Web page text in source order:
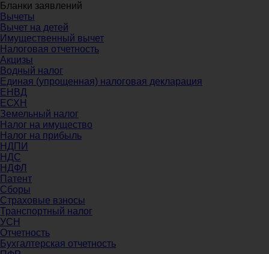
Бланки заявлений
Вычеты
Вычет на детей
Имущественный вычет
Налоговая отчетность
Акцизы
Водный налог
Единая (упрощенная) налоговая декларация
ЕНВД
ЕСХН
Земельный налог
Налог на имущество
Налог на прибыль
НДПИ
НДС
НДФЛ
Патент
Сборы
Страховые взносы
Транспортный налог
УСН
Отчетность
Бухгалтерская отчетность